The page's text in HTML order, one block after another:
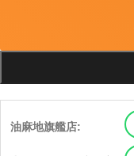
油麻地旗艦店: